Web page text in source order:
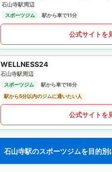
石山寺駅周辺
スポーツジム 駅から車で11分
公式サイトを
WELLNESS24
石山寺駅周辺
スポーツジム
駅から車で16分
駅から5分以内のジムに通いたい人
公式サイトを
石山寺駅のスポーツジムを目的別